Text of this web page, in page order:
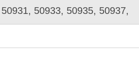
50931, 50933, 50935, 50937,